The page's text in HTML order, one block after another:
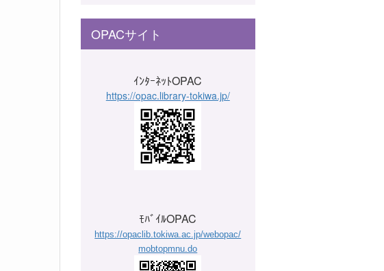
OPACサイト
ｲﾝﾀｰﾈｯﾄOPAC
https://opac.library-tokiwa.jp/
ﾓﾊﾞｲﾙOPAC
https://opaclib.tokiwa.ac.jp/webopac/
mobtopmnu.do